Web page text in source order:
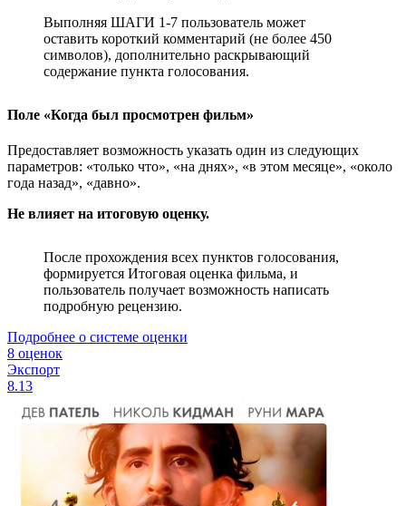
Выполняя ШАГИ 1-7 пользователь может
оставить короткий комментарий (не более 450
символов), дополнительно раскрывающий
содержание пункта голосования.
Поле «Когда был просмотрен фильм»
Предоставляет возможность указать один из следующих
параметров: «только что», «на днях», «в этом месяце», «около
года назад», «давно».
Не влияет на итоговую оценку.
После прохождения всех пунктов голосования,
формируется Итоговая оценка фильма, и
пользователь получает возможность написать
подробную рецензию.
Подробнее о системе оценки
8 оценок
Экспорт
8.13